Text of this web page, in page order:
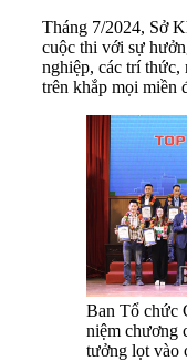
Tháng 7/2024, Sở
cuộc thi với sự
nghiệp, các trí thức,
trên khắp mọi miền
Ban Tổ chức
niệm chương
tưởng lọt vào